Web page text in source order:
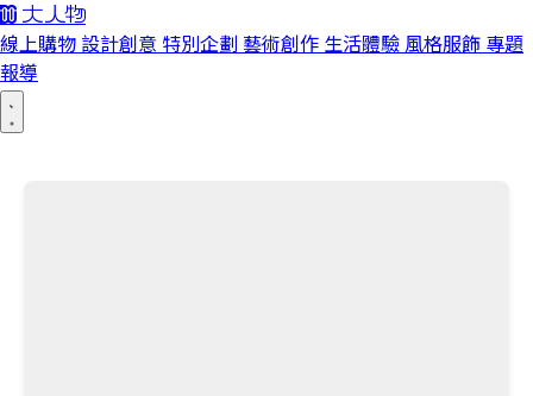
線上購物 設計創意 特別企劃 藝術創作 生活體驗 風格服飾 專題
報導